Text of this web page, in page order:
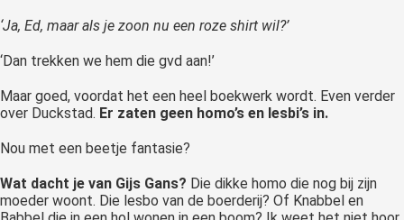
‘Ja, Ed, maar als je zoon nu een roze shirt wil?’
‘Dan trekken we hem die gvd aan!’
Maar goed, voordat het een heel boekwerk wordt. Even verder
over Duckstad. Er zaten geen homo’s en lesbi’s in.
Nou met een beetje fantasie?
Wat dacht je van Gijs Gans? Die dikke homo die nog bij zijn
moeder woont. Die lesbo van de boerderij? Of Knabbel en